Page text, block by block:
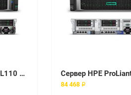
Сервер HP Proliant ML110 Gen9, 1x E5-2603v4 6C 1.7GHz, 1x8GB-R DDR4-2400T, B140i/ZM (RAID 1+0/5/5+0) noHDD (4 LFF 3.5'' NHP) 1x350W NHP NonRPS (up2x750W Gold), 2x1Gb/s,noDVD,iLO4.2, Tower-5U, 3-1-1
84 468 ₽